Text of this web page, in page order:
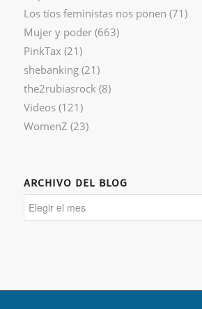
Los tíos feministas nos ponen (71)
Mujer y poder(663)
PinkTax (21)
shebanking(21)
the2rubiasrock (8)
Videos(121)
WomenZ (23)
ARCHIVO DEL BLOG